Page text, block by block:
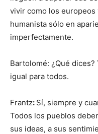
vivir como los europeos
humanista sólo en
imperfectamente.
Bartolomé: ¿Qué
igual para todos.
Frantz: Sí, siempre y
Todos los pueblos
sus ideas, a sus